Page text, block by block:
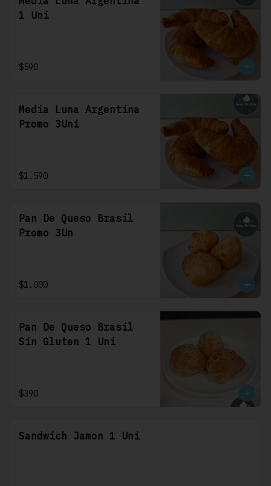
1 Uni
$590
Media Luna Argentina
Promo 3Uni
$1.590
Pan De Queso Brasil
Promo 3Un
$1.000
Pan De Queso Brasil
Sin Gluten 1 Uni
$390
Sandwich Jamon 1 Uni